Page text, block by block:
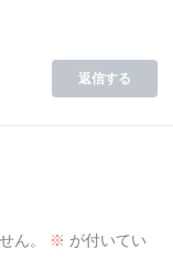
返信する
ん。 ※ が付いてい